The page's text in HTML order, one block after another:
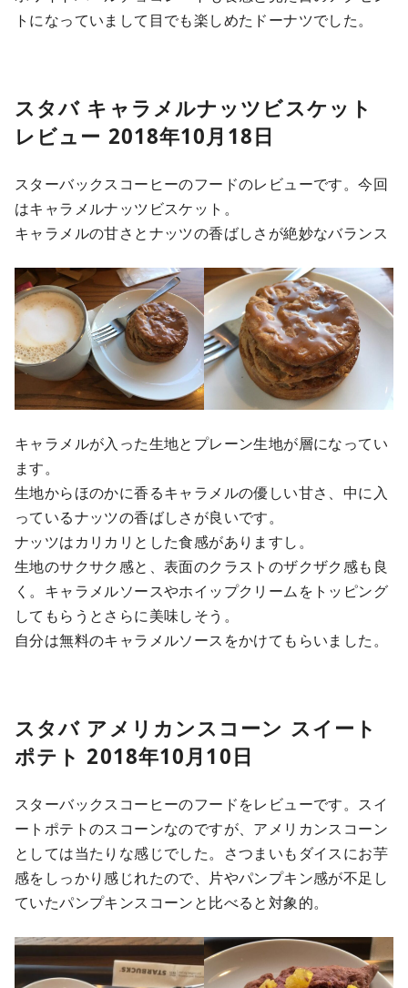
トになっていまして目でも楽しめたドーナツでした。
スタバ キャラメルナッツビスケット
レビュー 2018年10月18日
スターバックスコーヒーのフードのレビューです。今回
はキャラメルナッツビスケット。
キャラメルの甘さとナッツの香ばしさが絶妙なバランス
キャラメルが入った生地とプレーン生地が層になってい
ます。
生地からほのかに香るキャラメルの優しい甘さ、中に入
っているナッツの香ばしさが良いです。
ナッツはカリカリとした食感がありますし。
生地のサクサク感と、表面のクラストのザクザク感も良
く。キャラメルソースやホイップクリームをトッピング
してもらうとさらに美味しそう。
自分は無料のキャラメルソースをかけてもらいました。
スタバ アメリカンスコーン スイート
ポテト 2018年10月10日
スターバックスコーヒーのフードをレビューです。スイ
ートポテトのスコーンなのですが、アメリカンスコーン
としては当たりな感じでした。さつまいもダイスにお芋
感をしっかり感じれたので、片やパンプキン感が不足し
ていたパンプキンスコーンと比べると対象的。